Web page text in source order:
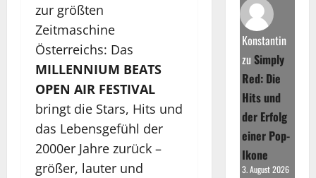
zur größten
Zeitmaschine
Österreichs: Das
MILLENNIUM BEATS
OPEN AIR FESTIVAL
bringt die Stars, Hits und
das Lebensgefühl der
2000er Jahre zurück –
größer, lauter und
Konstantin
zu Simply
Red: Die
Hits und
der Erfolg
einer Pop-
Ikone
3. August 2026